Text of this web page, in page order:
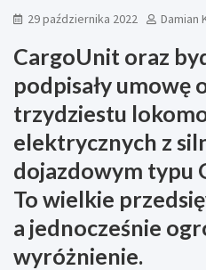
29 października 2022 Damian
CargoUnit oraz
podpisały umowę
trzydziestu
elektrycznych z
dojazdowym typu
To wielkie
a jednocześnie
wyróżnienie.